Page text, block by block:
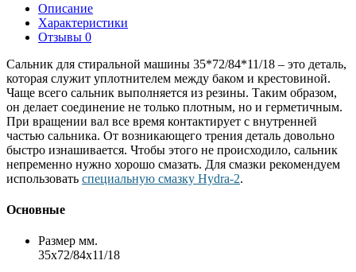
Описание
Характеристики
Отзывы 0
Сальник для стиральной машины 35*72/84*11/18 – это деталь,
которая служит уплотнителем между баком и крестовиной.
Чаще всего сальник выполняется из резины. Таким образом,
он делает соединение не только плотным, но и герметичным.
При вращении вал все время контактирует с внутренней
частью сальника. От возникающего трения деталь довольно
быстро изнашивается. Чтобы этого не происходило, сальник
непременно нужно хорошо смазать. Для смазки рекомендуем
использовать специальную смазку Hydra-2.
Основные
Размер мм.
35x72/84x11/18